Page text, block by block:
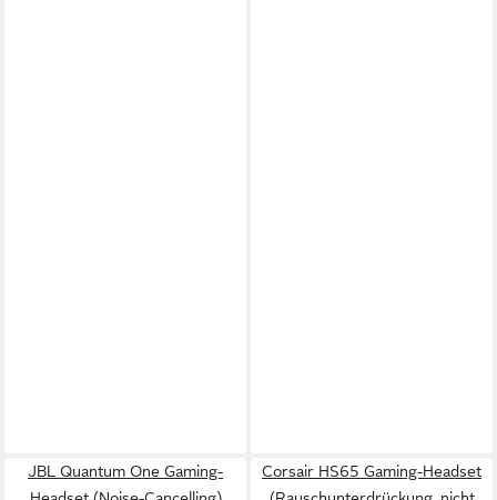
JBL Quantum One Gaming-
Corsair HS65 Gaming-Headset